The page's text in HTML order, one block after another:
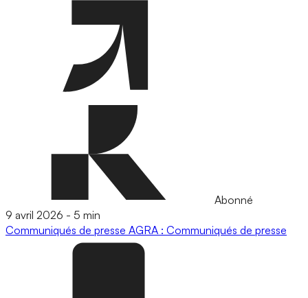
Abonné
9 avril 2026 - 5 min
Communiqués de presse AGRA : Communiqués de presse